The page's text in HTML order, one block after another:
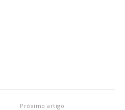
Próximo artigo